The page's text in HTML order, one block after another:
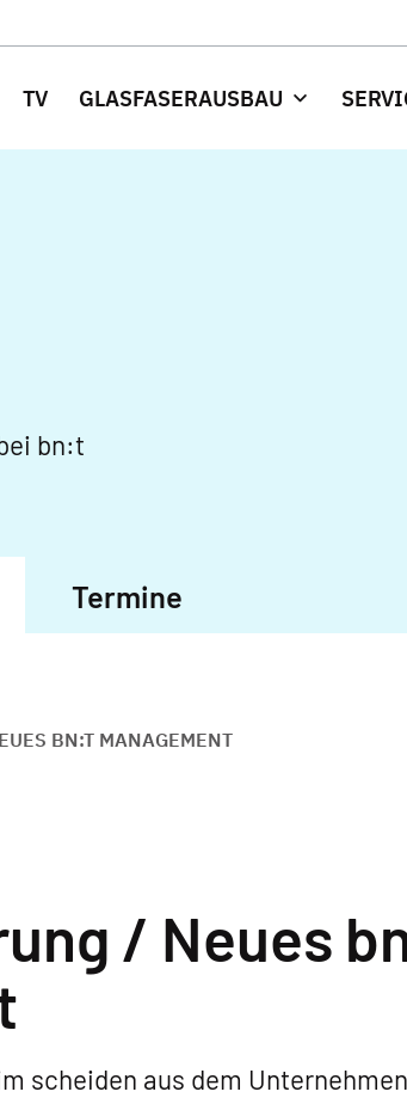
TV GLASFASERAUSBAU
bn:t
Termine
BN:T MANAGEMENT
/ Neues
scheiden aus dem